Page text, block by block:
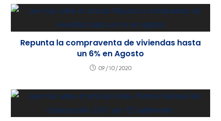
Repunta la compraventa de viviendas hasta
un 6% en Agosto
09/10/2020